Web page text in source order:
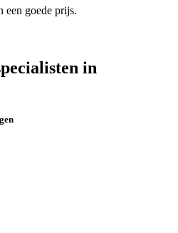
een goede prijs.
in